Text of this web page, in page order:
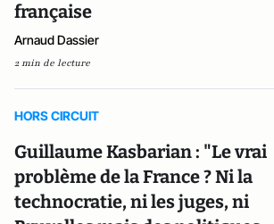
française
Arnaud Dassier
2 min de lecture
HORS CIRCUIT
Guillaume Kasbarian : "Le vrai
problème de la France ? Ni la
technocratie, ni les juges, ni